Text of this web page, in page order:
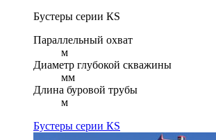
Бустеры серии КS
Параллельный охват
м
Диаметр глубокой скважины
мм
Длина буровой трубы
м
Бустеры серии КS